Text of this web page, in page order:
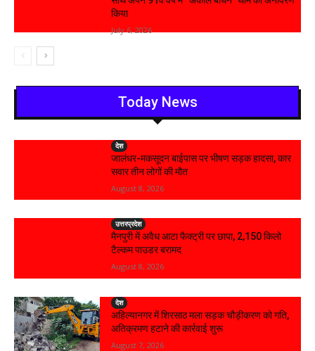
किया
July 6, 2026
Today News
देश
जालंधर-मकसूदन बाईपास पर भीषण सड़क हादसा, कार
सवार तीन लोगों की मौत
August 8, 2026
उत्तरप्रदेश
मैनपुरी में अवैध आटा फैक्ट्री पर छापा, 2,150 किलो
टैल्कम पाउडर बरामद
August 8, 2026
देश
अहिल्यानगर में शिरसाठ मला सड़क चौड़ीकरण को गति,
अतिक्रमण हटाने की कार्रवाई शुरू
August 7, 2026